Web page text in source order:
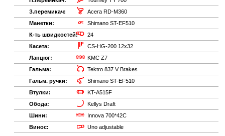
З.перемикач:
Acera RD-M360
Манетки:
Shimano ST-EF510
К-ть швидкостей:
24
Касета:
CS-HG-200 12x32
Ланцюг:
KMC Z7
Гальма:
Tektro 837 V Brakes
Гальм. ручки:
Shimano ST-EF510
Втулки:
KT-A515F
Обода:
Kellys Draft
Шини:
Innova 700*42C
Винос:
Uno adjustable